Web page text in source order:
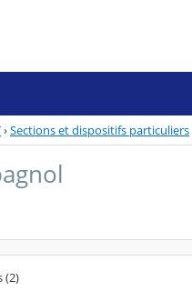
›Sections et dispositifs particuliers
(2)